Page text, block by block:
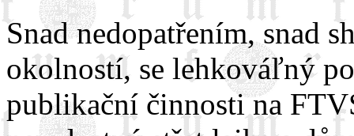
Snad nedopatřením, snad
okolností, se lehkováľný
publikační činnosti na